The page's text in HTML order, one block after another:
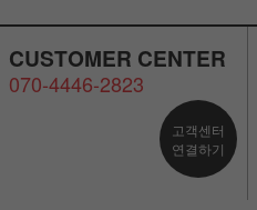
CUSTOMER CENTER
070-4446-2823
고객센터
연결하기